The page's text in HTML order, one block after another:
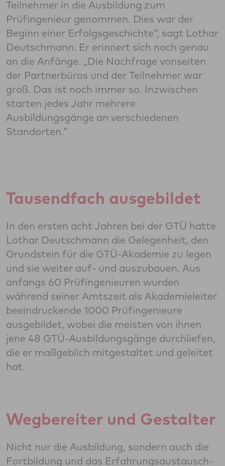
Teilnehmer in die Ausbildung zum
Prüfingenieur genommen. Dies war der
Beginn einer Erfolgsgeschichte“, sagt Lothar
Deutschmann. Er erinnert sich noch genau
an die Anfänge. „Die Nachfrage vonseiten
der Partnerbüros und der Teilnehmer war
groß. Das ist noch immer so. Inzwischen
starten jedes Jahr mehrere
Ausbildungsgänge an verschiedenen
Standorten.“
Tausendfach ausgebildet
In den ersten acht Jahren bei der GTÜ hatte
Lothar Deutschmann die Gelegenheit, den
Grundstein für die GTÜ-Akademie zu legen
und sie weiter auf- und auszubauen. Aus
anfangs 60 Prüfingenieuren wurden
während seiner Amtszeit als Akademieleiter
beeindruckende 1000 Prüfingenieure
ausgebildet, wobei die meisten von ihnen
jene 48 GTÜ-Ausbildungsgänge durchliefen,
die er maßgeblich mitgestaltet und geleitet
hat.
Wegbereiter und Gestalter
Nicht nur die Ausbildung, sondern auch die
Fortbildung und das Erfahrungsaustausch-